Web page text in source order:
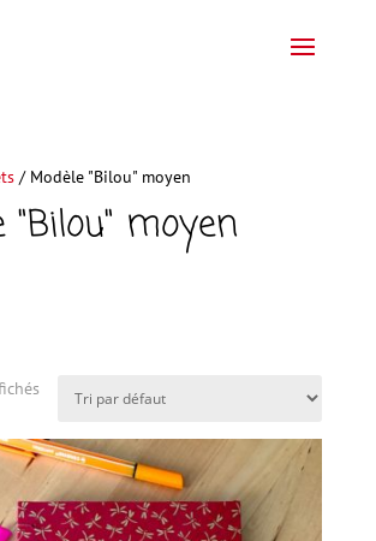
/ Modèle "Bilou" moyen
"Bilou" moyen